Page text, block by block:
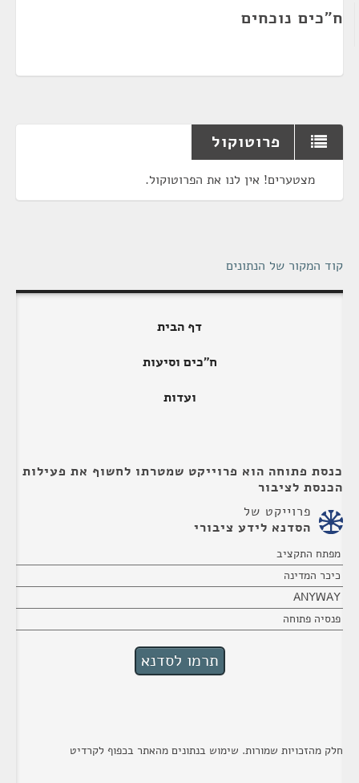
ח"כים נוכחים
פרוטוקול
מצטערים! אין לנו את הפרוטוקול.
קוד המקור של הנתונים
דף הבית
ח"כים וסיעות
ועדות
כנסת פתוחה הוא פרוייקט שמטרתו לחשוף את פעילות
הכנסת לציבור
פרוייקט של
הסדנא לידע ציבורי
מפתח התקציב
כיכר המדינה
ANYWAY
פנסיה פתוחה
חלק מהזכויות שמורות. שימוש בנתונים מהאתר בכפוף לקרדיט